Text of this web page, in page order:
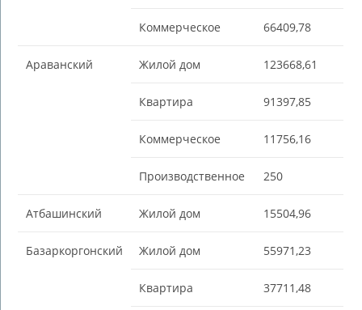
Коммерческое 66409,78
Араванский Жилой дом 123668,61
Квартира 91397,85
Коммерческое 11756,16
Производственное 250
Атбашинский Жилой дом 15504,96
Базаркоргонский Жилой дом 55971,23
Квартира 37711,48